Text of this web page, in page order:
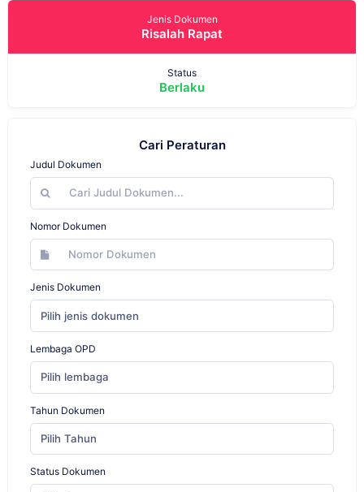
Jenis Dokumen
Risalah Rapat
Status
Berlaku
Cari Peraturan
Judul Dokumen
Nomor Dokumen
Jenis Dokumen
Pilih jenis dokumen
Lembaga OPD
Pilih lembaga
Tahun Dokumen
Pilih Tahun
Status Dokumen